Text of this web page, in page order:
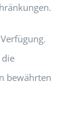
die
bewährten